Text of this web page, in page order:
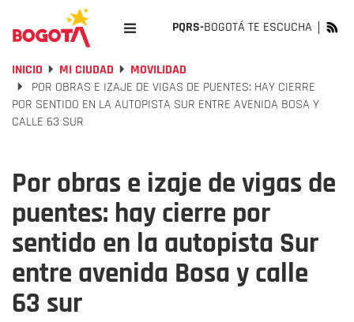
PQRS-BOGOTÁ TE ESCUCHA
INICIO MI CIUDAD
MOVILIDAD
POR OBRAS E IZAJE DE VIGAS DE PUENTES: HAY CIERRE
POR SENTIDO EN LA AUTOPISTA SUR ENTRE AVENIDA BOSA Y
CALLE 63 SUR
Por obras e izaje de vigas de
puentes: hay cierre por
sentido en la autopista Sur
entre avenida Bosa y calle
63 sur